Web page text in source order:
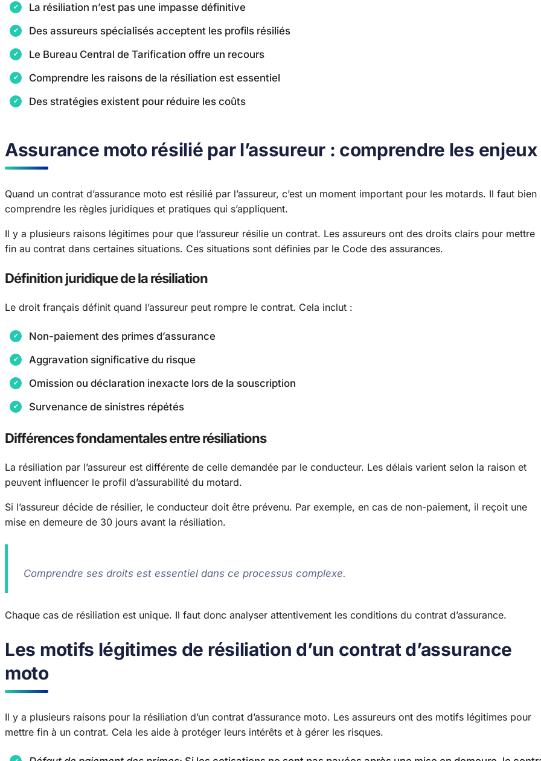
La résiliation n’est pas une impasse définitive
Des assureurs spécialisés acceptent les profils résiliés
Le Bureau Central de Tarification offre un recours
Comprendre les raisons de la résiliation est essentiel
Des stratégies existent pour réduire les coûts
Assurance moto résilié par l’assureur : comprendre les enjeux
Quand un contrat d’assurance moto est résilié par l’assureur, c’est un moment important pour les motards. Il faut bien
comprendre les règles juridiques et pratiques qui s’appliquent.
Il y a plusieurs raisons légitimes pour que l’assureur résilie un contrat. Les assureurs ont des droits clairs pour mettre
fin au contrat dans certaines situations. Ces situations sont définies par le Code des assurances.
Définition juridique de la résiliation
Le droit français définit quand l’assureur peut rompre le contrat. Cela inclut :
Non-paiement des primes d’assurance
Aggravation significative du risque
Omission ou déclaration inexacte lors de la souscription
Survenance de sinistres répétés
Différences fondamentales entre résiliations
La résiliation par l’assureur est différente de celle demandée par le conducteur. Les délais varient selon la raison et
peuvent influencer le profil d’assurabilité du motard.
Si l’assureur décide de résilier, le conducteur doit être prévenu. Par exemple, en cas de non-paiement, il reçoit une
mise en demeure de 30 jours avant la résiliation.
Comprendre ses droits est essentiel dans ce processus complexe.
Chaque cas de résiliation est unique. Il faut donc analyser attentivement les conditions du contrat d’assurance.
Les motifs légitimes de résiliation d’un contrat d’assurance
moto
Il y a plusieurs raisons pour la résiliation d’un contrat d’assurance moto. Les assureurs ont des motifs légitimes pour
mettre fin à un contrat. Cela les aide à protéger leurs intérêts et à gérer les risques.